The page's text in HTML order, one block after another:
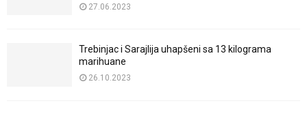
27.06.2023
Trebinjac i Sarajlija uhapšeni sa 13 kilograma
marihuane
26.10.2023